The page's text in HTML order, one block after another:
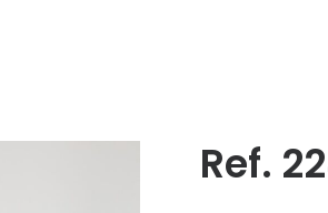
Ref.